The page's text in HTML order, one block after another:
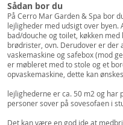
Sådan bor du
På Cerro Mar Garden & Spa bor
lejligheder med udsigt over
bad/douche og toilet, køkken
brødrister, ovn. Derudover er der
vaskemaskine og safebox (mod
er møbleret med to stole og et
opvaskemaskine, dette kan
lejlighederne er ca. 50 m2 og har
personer sover på sovesofaen i
Det kan være en god ide at